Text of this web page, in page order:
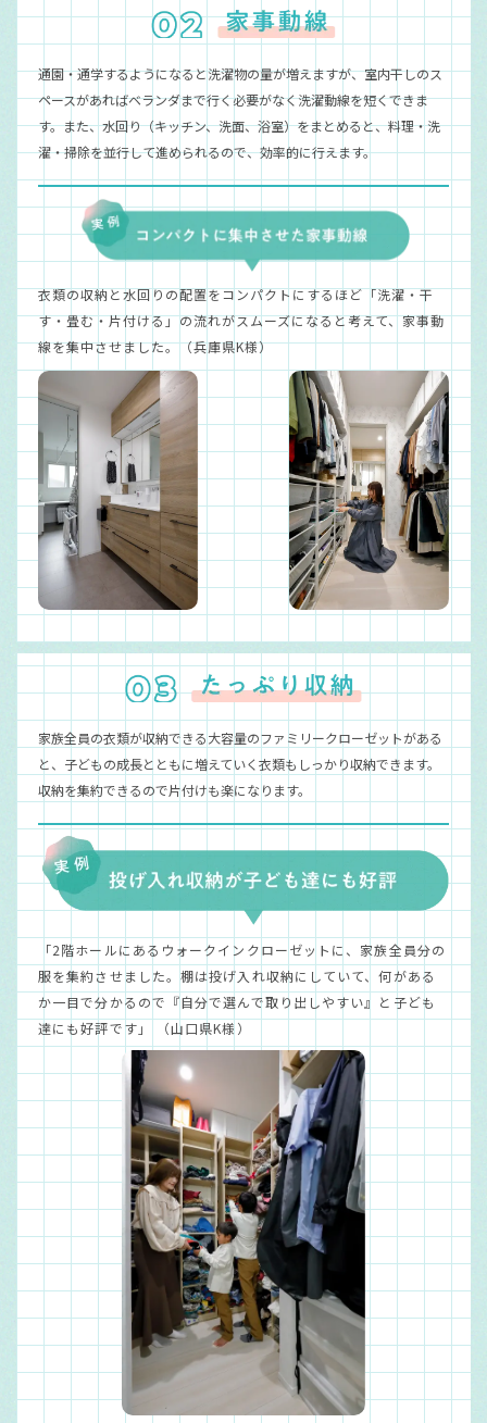
通園・通学するようになると洗濯物の量が増えますが、室内干しのス
ペースがあればベランダまで行く必要がなく洗濯動線を短くできま
す。また、水回り（キッチン、洗面、浴室）をまとめると、料理・洗
濯・掃除を並行して進められるので、効率的に行えます。
衣類の収納と水回りの配置をコンパクトにするほど「洗濯・干
す・畳む・片付ける」の流れがスムーズになると考えて、家事動
線を集中させました。（兵庫県K様）
家族全員の衣類が収納できる大容量のファミリークローゼットがある
と、子どもの成長とともに増えていく衣類もしっかり収納できます。
収納を集約できるので片付けも楽になります。
「2階ホールにあるウォークインクローゼットに、家族全員分の
服を集約させました。棚は投げ入れ収納にしていて、何がある
か一目で分かるので『自分で選んで取り出しやすい』と子ども
達にも好評です」 （山口県K様）